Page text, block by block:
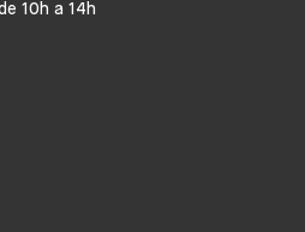
10h a 14h